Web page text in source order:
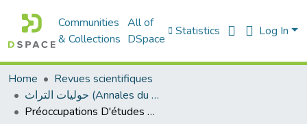
Communities
& Collections
All of
DSpace
Statistics Log In
Home
Revues scientifiques
حوليات التراث (Annales du patrimoine)
Préoccupations D'études Orientales Dans L'œuvre De Démètre Cantemir